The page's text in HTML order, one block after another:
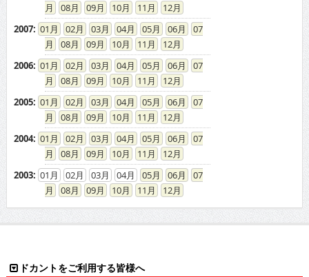
08
09 10 11
12
2007: 01 02 03 04 05 06
07
08
09 10 11
12
2006: 01 02 03 04 05 06
07
08
09 10 11
12
2005: 01 02 03 04 05 06
07
08
09 10 11
12
2004: 01 02 03 04 05 06
07
08
09 10 11
12
2003: 01 02 03 04 05 06
07
08
09 10 11 12
ドカントをご利用する皆様へ